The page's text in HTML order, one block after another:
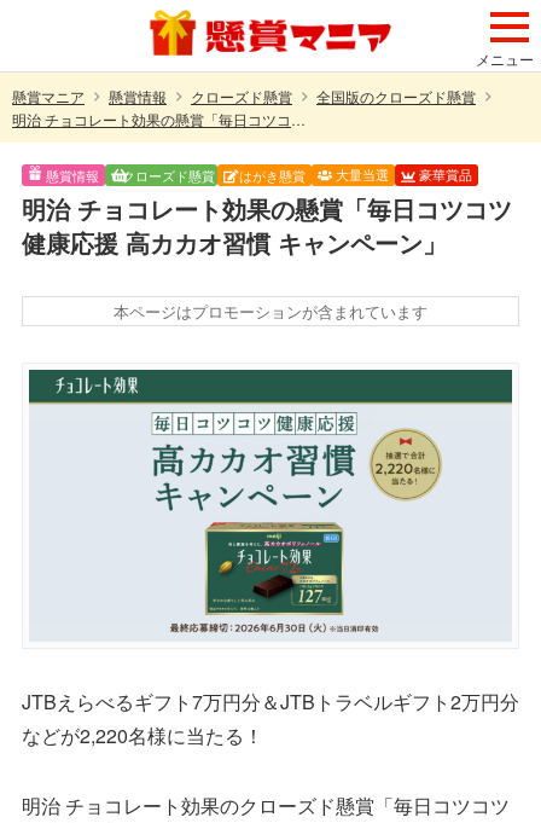
メニュー
懸賞マニア
懸賞情報 クローズド懸賞
全国版のクローズド懸賞
明治 チョコレート効果の懸賞「毎日コツコツ健康応援 高カカオ習慣 キャンペーン」
懸賞情報 クローズド懸賞 はがき懸賞 大量当選 豪華賞品
明治 チョコレート効果の懸賞「毎日コツコツ
健康応援 高カカオ習慣 キャンペーン」
本ページはプロモーションが含まれています
JTBえらべるギフト7万円分＆JTBトラベルギフト2万円分
などが2,220名様に当たる！
明治 チョコレート効果のクローズド懸賞「毎日コツコツ